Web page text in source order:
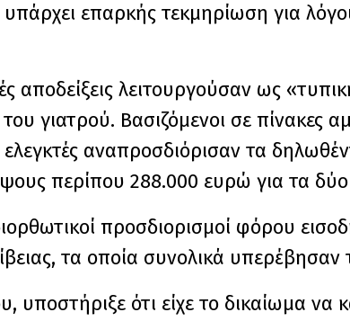
επαρκής τεκμηρίωση για
αποδείξεις λειτουργούσαν ως
γιατρού. Βασιζόμενοι σε πίνακες
αναπροσδιόρισαν τα
περίπου 288.000 ευρώ για τα δύο
προσδιορισμοί φόρου
τα οποία συνολικά υπερέβησαν
ότι είχε το δικαίωμα να